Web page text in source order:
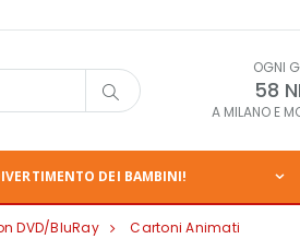
OGNI
58
A MILANO E
DEI BAMBINI!
DVD/BluRay Cartoni Animati